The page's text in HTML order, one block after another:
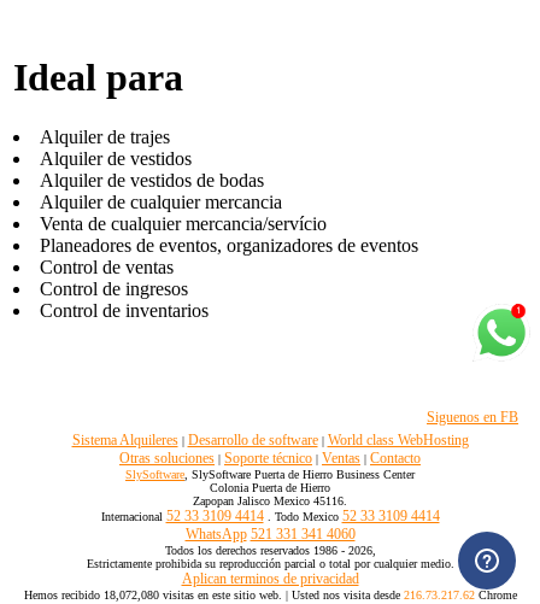
Ideal para
Alquiler de trajes
Alquiler de vestidos
Alquiler de vestidos de bodas
Alquiler de cualquier mercancia
Venta de cualquier mercancia/servício
Planeadores de eventos, organizadores de eventos
Control de ventas
Control de ingresos
Control de inventarios
Siguenos en FB
Sistema Alquileres| Desarrollo de software| World class WebHosting
Otras soluciones | Soporte técnico | Ventas | Contacto
SlySoftware , SlySoftware Puerta de Hierro Business Center
Colonia Puerta de Hierro
Zapopan Jalisco Mexico 45116.
Internacional 52 33 3109 4414. Todo Mexico 52 33 3109 4414
WhatsApp 521 331 341 4060
Todos los derechos reservados 1986 - 2026,
Estrictamente prohibida su reproducción parcial o total por cualquier medio.
Aplican terminos de privacidad
Hemos recibido 18,072,080 visitas en este sitio web. | Usted nos visita desde 216.73.217.62Chrome